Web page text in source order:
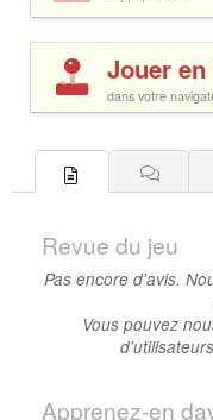
Jouer
dans votre
Revue du jeu
Pas encore d'avis.
Vous pouvez
Apprenez-en